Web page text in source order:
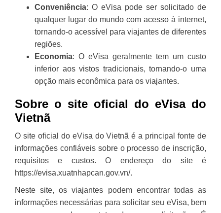
Conveniência: O eVisa pode ser solicitado de
qualquer lugar do mundo com acesso à internet,
tornando-o acessível para viajantes de diferentes
regiões.
Economia: O eVisa geralmente tem um custo
inferior aos vistos tradicionais, tornando-o uma
opção mais econômica para os viajantes.
Sobre o site oficial do eVisa do
Vietnã
O site oficial do eVisa do Vietnã é a principal fonte de
informações confiáveis sobre o processo de inscrição,
requisitos e custos. O endereço do site é
https://evisa.xuatnhapcan.gov.vn/.
Neste site, os viajantes podem encontrar todas as
informações necessárias para solicitar seu eVisa, bem